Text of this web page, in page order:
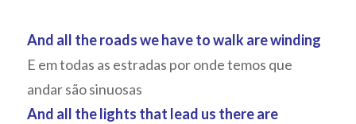
And all the roads we have to walk are winding
E em todas as estradas por onde temos que
andar são sinuosas
And all the lights that lead us there are